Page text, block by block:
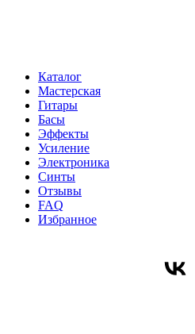
Каталог
Мастерская
Гитары
Басы
Эффекты
Усиление
Электроника
Синты
Отзывы
FAQ
Избранное